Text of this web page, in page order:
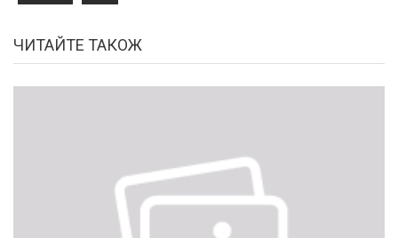
ЧИТАЙТЕ ТАКОЖ